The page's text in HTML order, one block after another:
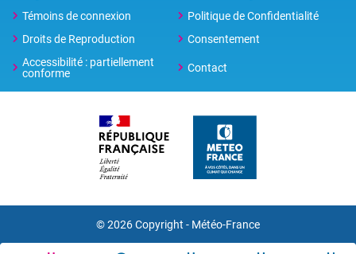
Témoins de connexion
Politique de Confidentialité
Droits de Reproduction
Consentement
Accessibilité : partiellement
conforme
Contact
© 2026 Copyright - Météo-France